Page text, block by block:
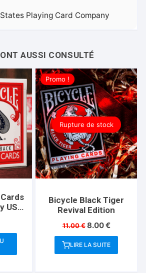
Playing Card Company
US
Rupture de stock
Promo !
Bicycle Black Tiger
Revival Edition
11.00€ Le
prix
initial
était :
8.00€Le
prix
actuel
est :
LIRE LA SUITE